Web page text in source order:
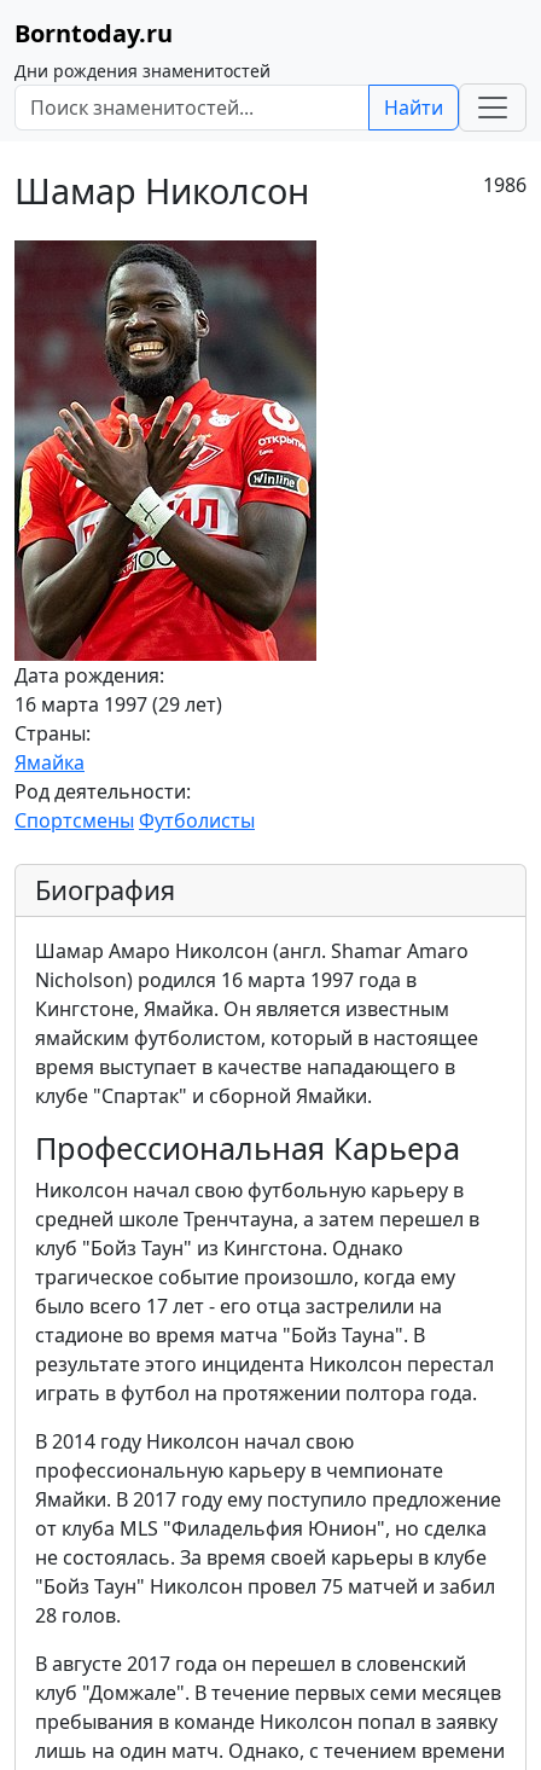
Borntoday.ru
Дни рождения знаменитостей
Найти
Шамар Николсон 1986
Дата рождения:
16 марта 1997 (29 лет)
Страны:
Ямайка
Род деятельности:
Спортсмены Футболисты
Биография
Шамар Амаро Николсон (англ. Shamar Amaro
Nicholson) родился 16 марта 1997 года в
Кингстоне, Ямайка. Он является известным
ямайским футболистом, который в настоящее
время выступает в качестве нападающего в
клубе "Спартак" и сборной Ямайки.
Профессиональная Карьера
Николсон начал свою футбольную карьеру в
средней школе Тренчтауна, а затем перешел в
клуб "Бойз Таун" из Кингстона. Однако
трагическое событие произошло, когда ему
было всего 17 лет - его отца застрелили на
стадионе во время матча "Бойз Тауна". В
результате этого инцидента Николсон перестал
играть в футбол на протяжении полтора года.
В 2014 году Николсон начал свою
профессиональную карьеру в чемпионате
Ямайки. В 2017 году ему поступило предложение
от клуба MLS "Филадельфия Юнион", но сделка
не состоялась. За время своей карьеры в клубе
"Бойз Таун" Николсон провел 75 матчей и забил
28 голов.
В августе 2017 года он перешел в словенский
клуб "Домжале". В течение первых семи месяцев
пребывания в команде Николсон попал в заявку
лишь на один матч. Однако, с течением времени